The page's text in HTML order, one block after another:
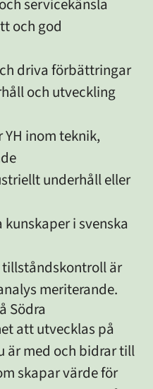
servicekänsla
och god
driva förbättringar
och utveckling
inom teknik,
underhåll eller
i svenska
tillståndskontroll är
meriterande.
Södra
att utvecklas på
är med och bidrar till
skapar värde för